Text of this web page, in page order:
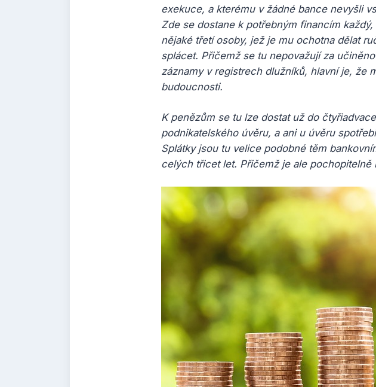
exekuce, a kterému v žádné bance nevyšli
Zde se dostane k potřebným financím
nějaké třetí osoby, jež je mu ochotna dělat
splácet. Přičemž se tu nepovažují za
záznamy v registrech dlužníků, hlavní je, že
budoucnosti.
K penězům se tu lze dostat už do
podnikatelského úvěru, a ani u úvěru
Splátky jsou tu velice podobné těm
celých třicet let. Přičemž je ale